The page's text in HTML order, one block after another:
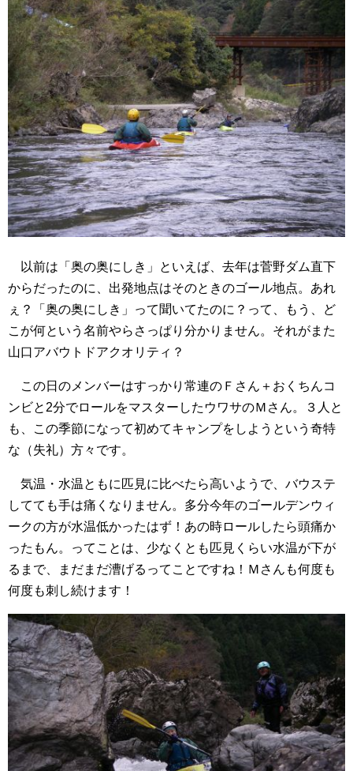
以前は「奥の奥にしき」といえば、去年は菅野ダム直下
からだったのに、出発地点はそのときのゴール地点。あれ
ぇ？「奥の奥にしき」って聞いてたのに？って、もう、ど
こが何という名前やらさっぱり分かりません。それがまた
山口アバウトドアクオリティ？
この日のメンバーはすっかり常連のＦさん＋おくちんコ
ンビと2分でロールをマスターしたウワサのＭさん。３人と
も、この季節になって初めてキャンプをしようという奇特
な（失礼）方々です。
気温・水温ともに匹見に比べたら高いようで、バウステ
してても手は痛くなりません。多分今年のゴールデンウィ
ークの方が水温低かったはず！あの時ロールしたら頭痛か
ったもん。ってことは、少なくとも匹見くらい水温が下が
るまで、まだまだ漕げるってことですね！Ｍさんも何度も
何度も刺し続けます！